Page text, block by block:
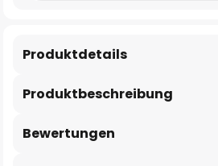
Produktbeschreibung
Produktdetails
Bewertungen